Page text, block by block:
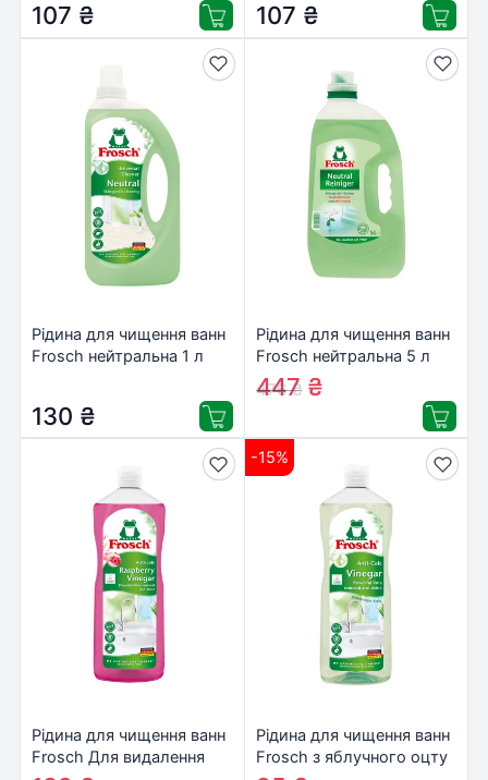
107 ₴ 107 ₴
Рідина для чищення ванн
Frosch нейтральна 1 л
130 ₴
Рідина для чищення ванн
Frosch нейтральна 5 л
(4001499115578)
476₴
447₴
Рідина для чищення ванн
Frosch Для видалення
-15%
Рідина для чищення ванн
Frosch з яблучного оцту